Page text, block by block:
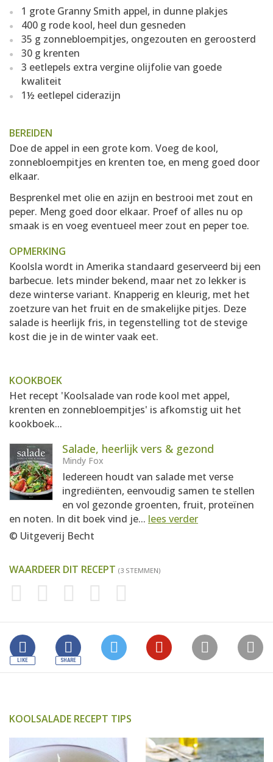
1 grote Granny Smith appel, in dunne plakjes
400 g rode kool, heel dun gesneden
35 g zonnebloempitjes, ongezouten en geroosterd
30 g krenten
3 eetlepels extra vergine olijfolie van goede
kwaliteit
1½ eetlepel ciderazijn
BEREIDEN
Doe de appel in een grote kom. Voeg de kool,
zonnebloempitjes en krenten toe, en meng goed door
elkaar.
Besprenkel met olie en azijn en bestrooi met zout en
peper. Meng goed door elkaar. Proef of alles nu op
smaak is en voeg eventueel meer zout en peper toe.
OPMERKING
Koolsla wordt in Amerika standaard geserveerd bij een
barbecue. Iets minder bekend, maar net zo lekker is
deze winterse variant. Knapperig en kleurig, met het
zoetzure van het fruit en de smakelijke pitjes. Deze
salade is heerlijk fris, in tegenstelling tot de stevige
kost die je in de winter vaak eet.
KOOKBOEK
Het recept 'Koolsalade van rode kool met appel,
krenten en zonnebloempitjes' is afkomstig uit het
kookboek...
Salade, heerlijk vers & gezond
Mindy Fox
Iedereen houdt van salade met verse
ingrediënten, eenvoudig samen te stellen
en vol gezonde groenten, fruit, proteïnen
en noten. In dit boek vind je... lees verder
© Uitgeverij Becht
WAARDEER DIT RECEPT (3 STEMMEN)
KOOLSALADE RECEPT TIPS